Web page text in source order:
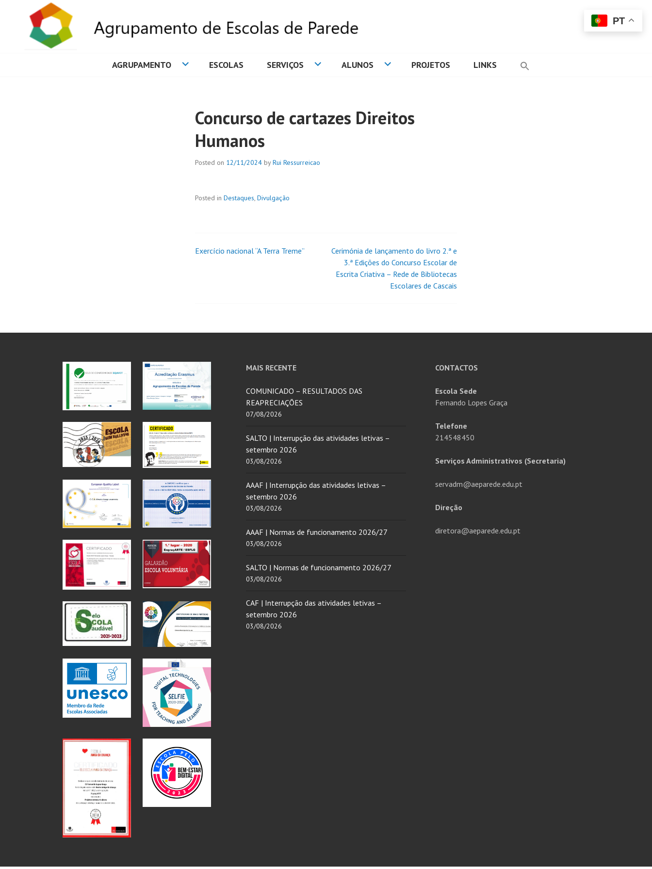
AGRUPAMENTO ESCOLAS SERVIÇOS ALUNOS PROJETOS LINKS
Concurso de cartazes Direitos
Humanos
Posted on 12/11/2024 byRui Ressurreicao
Posted in Destaques, Divulgação
Exercício nacional “A Terra Treme”
Cerimónia de lançamento do livro 2.ª e
3.ª Edições do Concurso Escolar de
Escrita Criativa – Rede de Bibliotecas
Escolares de Cascais
MAIS RECENTE
COMUNICADO – RESULTADOS DAS
REAPRECIAÇÕES
07/08/2026
SALTO | Interrupção das atividades letivas –
setembro 2026
03/08/2026
AAAF | Interrupção das atividades letivas –
setembro 2026
03/08/2026
AAAF | Normas de funcionamento 2026/27
03/08/2026
SALTO | Normas de funcionamento 2026/27
03/08/2026
CAF | Interrupção das atividades letivas –
setembro 2026
03/08/2026
CONTACTOS
Escola Sede
Fernando Lopes Graça
Telefone
214548450
Serviços Administrativos (Secretaria)
servadm@aeparede.edu.pt
Direção
diretora@aeparede.edu.pt
PT